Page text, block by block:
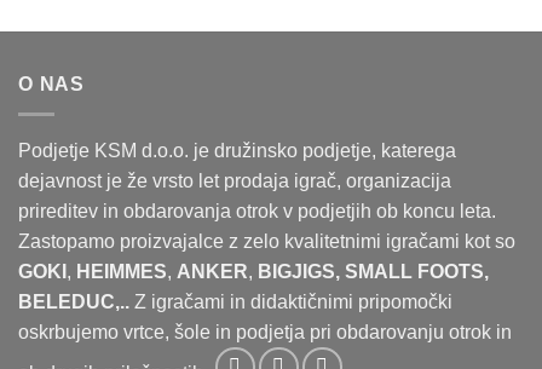
O NAS
Podjetje KSM d.o.o. je družinsko podjetje, katerega
dejavnost je že vrsto let prodaja igrač, organizacija
prireditev in obdarovanja otrok v podjetjih ob koncu leta.
Zastopamo proizvajalce z zelo kvalitetnimi igračami kot so
GOKI , HEIMMES, ANKER, BIGJIGS, SMALL FOOTS,
BELEDUC,.. Z igračami in didaktičnimi pripomočki
oskrbujemo vrtce, šole in podjetja pri obdarovanju otrok in